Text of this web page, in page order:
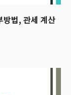
방법, 관세 계산